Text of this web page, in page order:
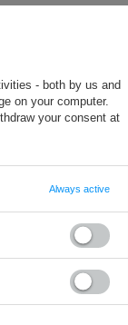
Un
LBX/L1E,
- both by us and
on your computer.
your consent at
Always active